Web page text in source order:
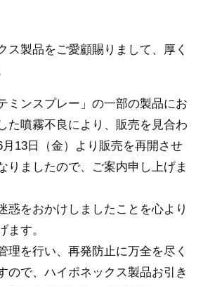
ス製品をご愛顧賜りまして、厚く
ミンスプレー」の一部の製品にお
た噴霧不良により、販売を見合わ
13日（金）より販売を再開させ
りましたので、ご案内申し上げま
惑をおかけしましたことを心より
ます。
理を行い、再発防止に万全を尽く
ので、ハイポネックス製品お引き